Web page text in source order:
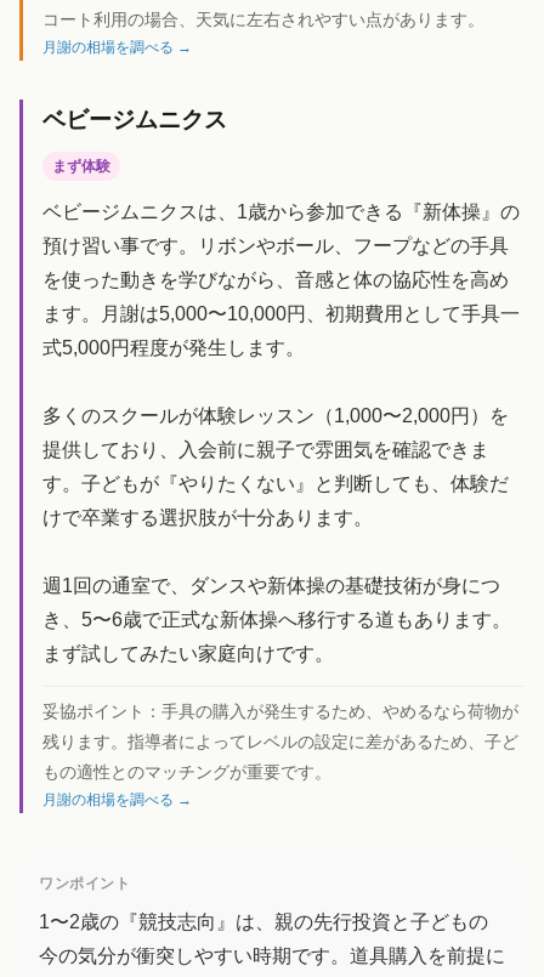
コート利用の場合、天気に左右されやすい点があります。
月謝の相場を調べる →
ベビージムニクス
まず体験
ベビージムニクスは、1歳から参加できる『新体操』の
預け習い事です。リボンやボール、フープなどの手具
を使った動きを学びながら、音感と体の協応性を高め
ます。月謝は5,000〜10,000円、初期費用として手具一
式5,000円程度が発生します。
多くのスクールが体験レッスン（1,000〜2,000円）を
提供しており、入会前に親子で雰囲気を確認できま
す。子どもが『やりたくない』と判断しても、体験だ
けで卒業する選択肢が十分あります。
週1回の通室で、ダンスや新体操の基礎技術が身につ
き、5〜6歳で正式な新体操へ移行する道もあります。
まず試してみたい家庭向けです。
妥協ポイント： 手具の購入が発生するため、やめるなら荷物が
残ります。指導者によってレベルの設定に差があるため、子ど
もの適性とのマッチングが重要です。
月謝の相場を調べる →
ワンポイント
1〜2歳の『競技志向』は、親の先行投資と子どもの
今の気分が衝突しやすい時期です。道具購入を前提に